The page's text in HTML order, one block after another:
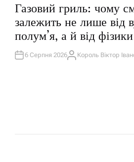
Л
І
К
У
А
Т
Газовий гриль: чому
залежить не лише від
полум’я, а й від
6 Серпня 2026А
Король Віктор